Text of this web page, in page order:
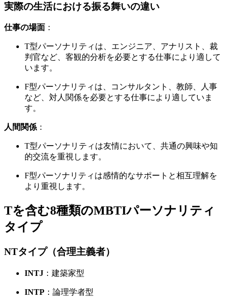
実際の生活における振る舞いの違い
仕事の場面 ：
T型パーソナリティは、エンジニア、アナリスト、裁
判官など、客観的分析を必要とする仕事により適して
います。
F型パーソナリティは、コンサルタント、教師、人事
など、対人関係を必要とする仕事により適していま
す。
人間関係 ：
T型パーソナリティは友情において、共通の興味や知
的交流を重視します。
F型パーソナリティは感情的なサポートと相互理解を
より重視します。
Tを含む8種類のMBTIパーソナリティ
タイプ
NTタイプ（合理主義者）
INTJ ：建築家型
INTP ：論理学者型